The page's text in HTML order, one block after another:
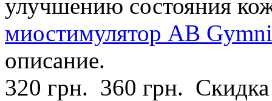
улучшению состояния
миостимулятор AB
описание.
320 грн. 360 грн.